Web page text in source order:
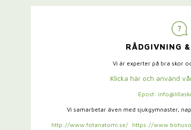
RÅDGIVNING
Vi är experter på bra skor
Klicka här och använd
Epost:
Vi samarbetar även med sjukgymnaster,
http://www.fotanatomi.se/ https://